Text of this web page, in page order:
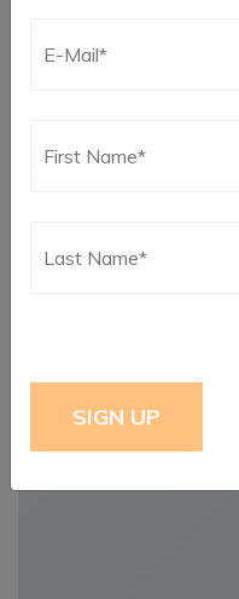
facilisis ultrices nibh.